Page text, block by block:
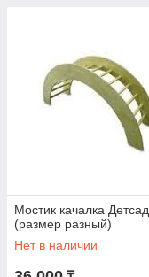
Мостик качалка Детсад
(размер разный)
Нет в наличии